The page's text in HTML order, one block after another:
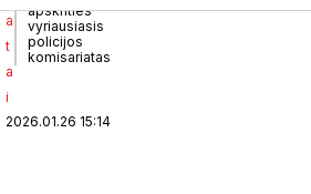
a
t
a
i
apskrities
vyriausiasis
policijos
komisariatas
2026.01.26 15:14